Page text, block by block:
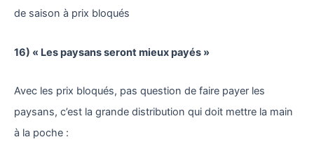
de saison à prix bloqués
16) « Les paysans seront mieux payés »
Avec les prix bloqués, pas question de faire payer les
paysans, c’est la grande distribution qui doit mettre la main
à la poche :